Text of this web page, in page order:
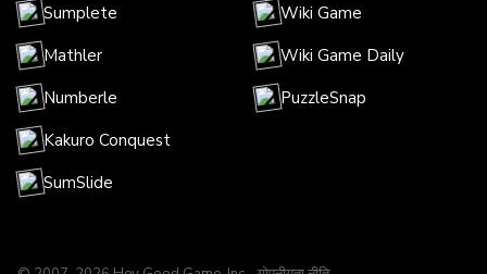
Sumplete
Mathler
Numberle
Kakuro Conquest
SumSlide
Wiki Game
Wiki Game Daily
PuzzleSnap